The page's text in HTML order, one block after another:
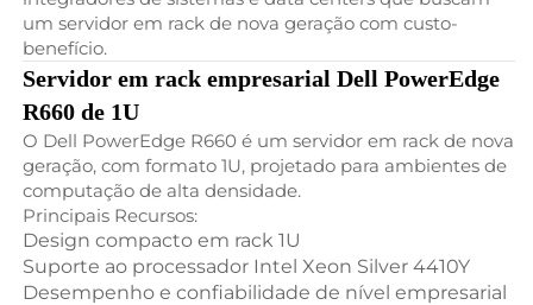
um servidor em rack de nova geração com custo-
benefício.
Servidor em rack empresarial Dell PowerEdge
R660 de 1U
O Dell PowerEdge R660 é um servidor em rack de nova
geração, com formato 1U, projetado para ambientes de
computação de alta densidade.
Principais Recursos:
Design compacto em rack 1U
Suporte ao processador Intel Xeon Silver 4410Y
Desempenho e confiabilidade de nível empresarial